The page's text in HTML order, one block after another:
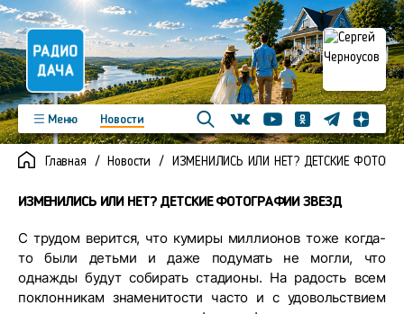
Меню
Новости
Программы
Подкасты
Новинки
Фото
Видео
ВконтактеYoutubeОдноклассники
ТелеграмЯндекс
Главная Новости ИЗМЕНИЛИСЬ ИЛИ НЕТ? ДЕТСКИЕ
ИЗМЕНИЛИСЬ ИЛИ НЕТ? ДЕТСКИЕ ФОТОГРАФИИ ЗВЕЗД
С трудом верится, что кумиры миллионов тоже когда-
то были детьми и даже подумать не могли, что
однажды будут собирать стадионы. На радость всем
поклонникам знаменитости часто и с удовольствием